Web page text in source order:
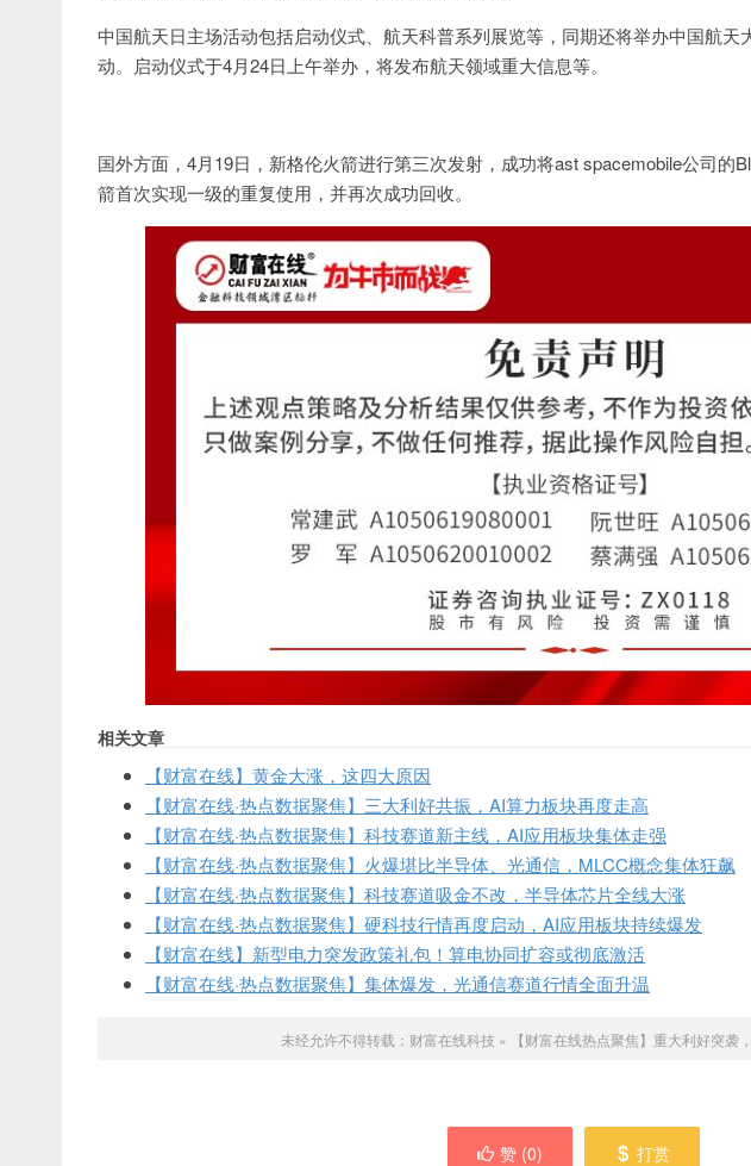
中国航天日主场活动包括启动仪式、航天科普系列展览等，同期还将举办中国航
动。启动仪式于4月24日上午举办，将发布航天领域重大信息等。
国外方面，4月19日，新格伦火箭进行第三次发射，成功将ast spacemobile公司的
箭首次实现一级的重复使用，并再次成功回收。
相关文章
【财富在线】黄金大涨，这四大原因
【财富在线·热点数据聚焦】三大利好共振，AI算力板块再度走高
【财富在线·热点数据聚焦】科技赛道新主线，AI应用板块集体走强
【财富在线·热点数据聚焦】火爆堪比半导体、光通信，MLCC概念集体狂飙
【财富在线·热点数据聚焦】科技赛道吸金不改，半导体芯片全线大涨
【财富在线·热点数据聚焦】硬科技行情再度启动，AI应用板块持续爆发
【财富在线】新型电力突发政策礼包！算电协同扩容或彻底激活
【财富在线·热点数据聚焦】集体爆发，光通信赛道行情全面升温
未经允许不得转载： 财富在线科技 » 【财富在线热点聚焦】重大利好突袭
赞 (0) 打赏